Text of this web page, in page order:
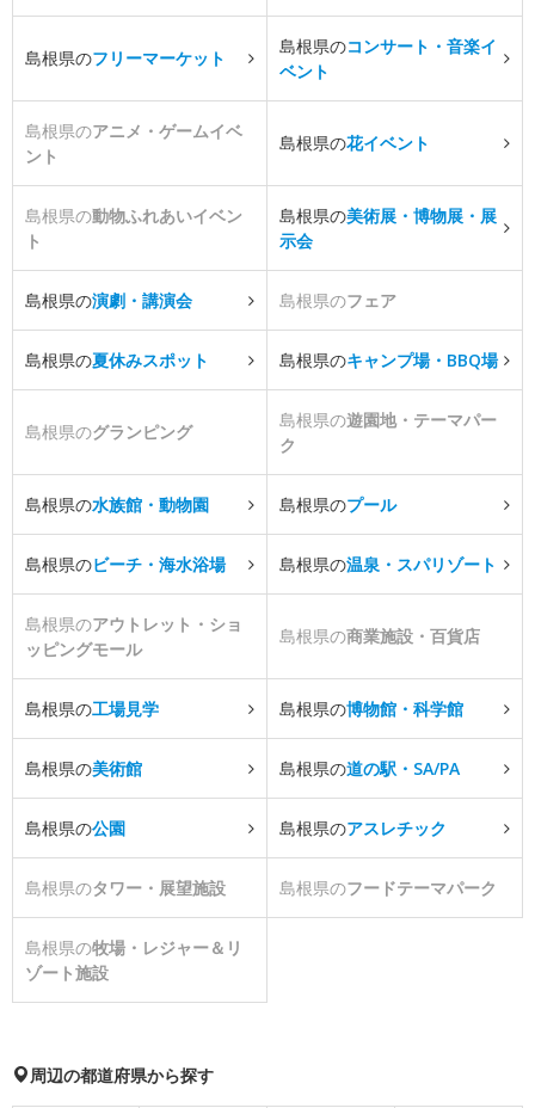
島根県のフリーマーケット
島根県のコンサート・音楽イ
ベント
島根県のアニメ・ゲームイベ
ント
島根県の花イベント
島根県の動物ふれあいイベン
ト
島根県の美術展・博物展・展
示会
島根県の演劇・講演会 島根県のフェア
島根県の夏休みスポット 島根県のキャンプ場・BBQ場
島根県のグランピング
島根県の遊園地・テーマパー
ク
島根県の水族館・動物園 島根県のプール
島根県のビーチ・海水浴場 島根県の温泉・スパリゾート
島根県のアウトレット・ショ
ッピングモール
島根県の商業施設・百貨店
島根県の工場見学 島根県の博物館・科学館
島根県の美術館 島根県の道の駅・SA/PA
島根県の公園 島根県のアスレチック
島根県のタワー・展望施設 島根県のフードテーマパーク
島根県の牧場・レジャー＆リ
ゾート施設
周辺の都道府県から探す